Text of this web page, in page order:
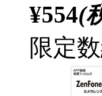
¥554(
限定